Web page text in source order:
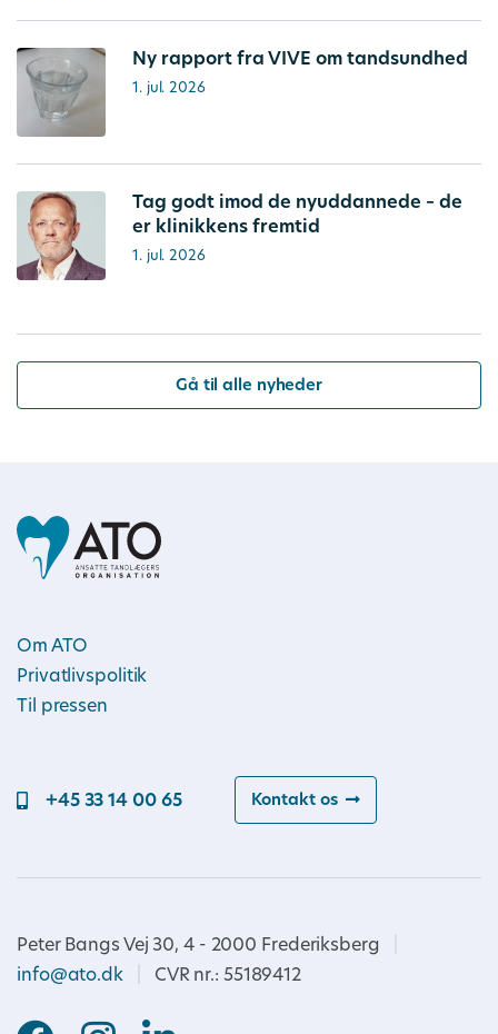
Ny rapport fra VIVE om tandsundhed
1. jul. 2026
Tag godt imod de nyuddannede – de
er klinikkens fremtid
1. jul. 2026
Gå til alle nyheder
Om ATO
Privatlivspolitik
Til pressen
+45 33 14 00 65 Kontakt os
Peter Bangs Vej 30, 4 - 2000 Frederiksberg
info@ato.dk
CVR nr.: 55189412